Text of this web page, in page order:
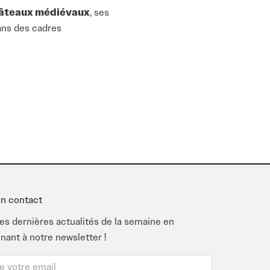
médiévaux, ses
des cadres
avec la nature et
veulent allier
contact
dernières actualités de la semaine en
à notre newsletter !